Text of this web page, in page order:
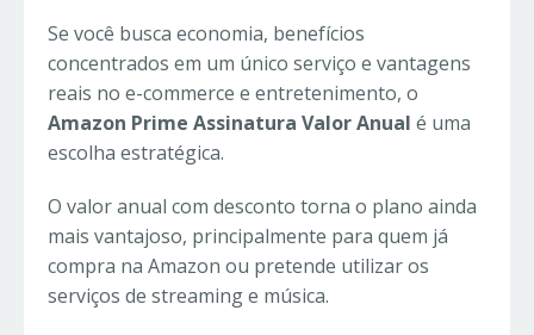
Se você busca economia, benefícios
concentrados em um único serviço e vantagens
reais no e-commerce e entretenimento, o
Amazon Prime Assinatura Valor Anual é uma
escolha estratégica.
O valor anual com desconto torna o plano ainda
mais vantajoso, principalmente para quem já
compra na Amazon ou pretende utilizar os
serviços de streaming e música.